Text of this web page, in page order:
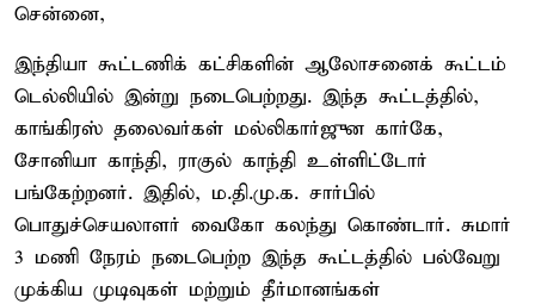
சென்னை,
இந்தியா கூட்டணிக் கட்சிகளின் ஆலோசனைக் கூட்டம்
டெல்லியில் இன்று நடைபெற்றது. இந்த கூட்டத்தில்,
காங்கிரஸ் தலைவர்கள் மல்லிகார்ஜுன கார்கே,
சோனியா காந்தி, ராகுல் காந்தி உள்ளிட்டோர்
பங்கேற்றனர். இதில், ம.தி.மு.க. சார்பில்
பொதுச்செயலாளர் வைகோ கலந்து கொண்டார். சுமார்
3 மணி நேரம் நடைபெற்ற இந்த கூட்டத்தில் பல்வேறு
முக்கிய முடிவுகள் மற்றும் தீர்மானங்கள்